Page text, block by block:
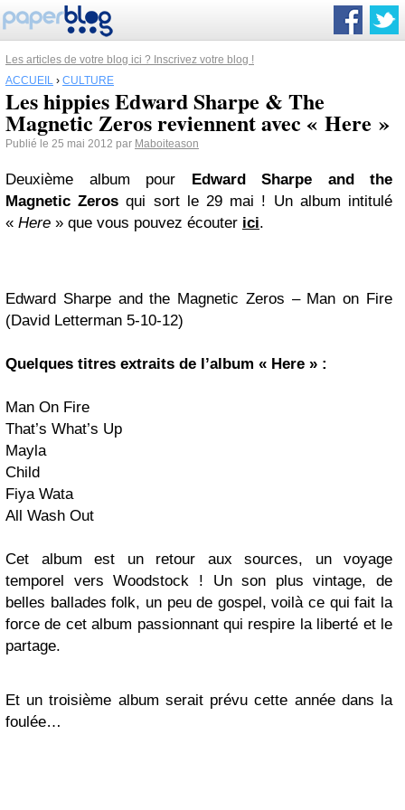
Les articles de votre blog ici ? Inscrivez votre blog !
ACCUEIL › CULTURE
Les hippies Edward Sharpe & The
Magnetic Zeros reviennent avec « Here »
Publié le 25 mai 2012 par Maboiteason
Deuxième album pour Edward Sharpe and the
Magnetic Zeros qui sort le 29 mai ! Un album intitulé
« Here » que vous pouvez écouter ici.
Edward Sharpe and the Magnetic Zeros – Man on Fire
(David Letterman 5-10-12)
Quelques titres extraits de l’album « Here » :
Man On Fire
That’s What’s Up
Mayla
Child
Fiya Wata
All Wash Out
Cet album est un retour aux sources, un voyage
temporel vers Woodstock ! Un son plus vintage, de
belles ballades folk, un peu de gospel, voilà ce qui fait la
force de cet album passionnant qui respire la liberté et le
partage.
Et un troisième album serait prévu cette année dans la
foulée…